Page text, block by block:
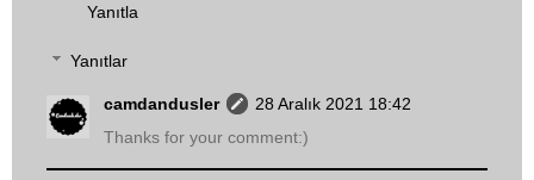
Yanıtla
Yanıtlar
camdandusler
28 Aralık 2021 18:42
Thanks for your comment:)